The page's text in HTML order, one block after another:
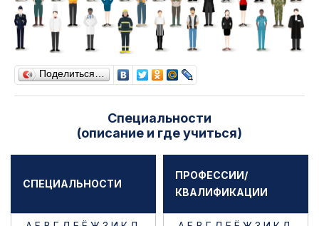
Поделиться…
Специальности
(описание и где учиться)
СПЕЦИАЛЬНОСТИ
ПРОФЕССИИ/
КВАЛИФИКАЦИИ